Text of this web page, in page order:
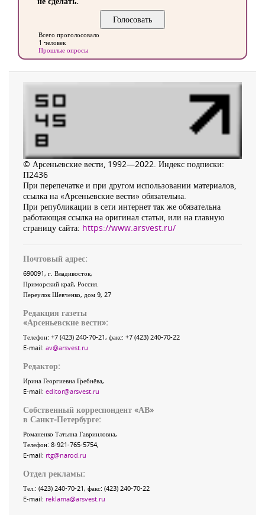
Всего проголосовало
1 человек
Прошлые опросы
© Арсеньевские вести, 1992—2022. Индекс подписки:
П2436
При перепечатке и при другом использовании материалов,
ссылка на «Арсеньевские вести» обязательна.
При републикации в сети интернет так же обязательна
работающая ссылка на оригинал статьи, или на главную
страницу сайта: https://www.arsvest.ru/
Почтовый адрес:
690091, г. Владивосток,
Приморский край, Россия.
Переулок Шевченко, дом 9, 27
Редакция газеты
«Арсеньевские вести»:
Телефон: +7 (423) 240-70-21, факс: +7 (423) 240-70-22
E-mail: av@arsvest.ru
Редактор:
Ирина Георгиевна Гребнёва,
E-mail: editor@arsvest.ru
Собственный корреспондент «АВ»
в Санкт-Петербурге:
Романенко Татьяна Гаврииловна,
Телефон: 8-921-765-5754,
E-mail: rtg@narod.ru
Отдел рекламы:
Тел.: (423) 240-70-21, факс: (423) 240-70-22
E-mail: reklama@arsvest.ru